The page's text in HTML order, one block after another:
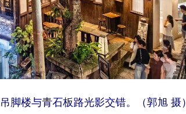
脚楼与青石板路光影交错。（郭旭 摄）